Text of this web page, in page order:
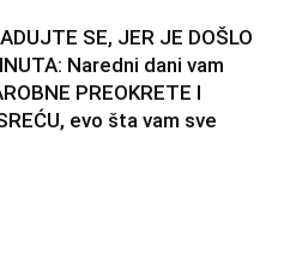
SE, JER JE DOŠLO
Naredni dani vam
PREOKRETE I
evo šta vam sve